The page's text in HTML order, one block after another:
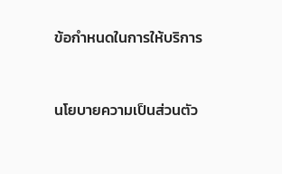
ข้อกำหนดในการให้บริการ
นโยบายความเป็นส่วนตัว